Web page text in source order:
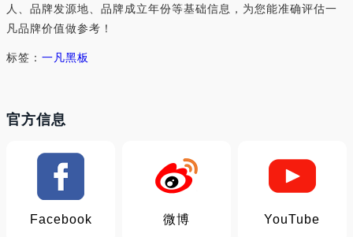
人、品牌发源地、品牌成立年份等基础信息，为您能准确评估一
凡品牌价值做参考！
标签： 一凡黑板
官方信息
Facebook 微博 YouTube